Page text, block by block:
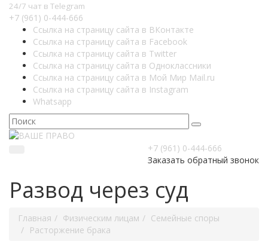
24/7 чат в Telegram
+7 (961) 0-444-666
Ссылка на страницу сайта в ВКонтакте
Ссылка на страницу сайта в Facebook
Ссылка на страницу сайта в Twitter
Ссылка на страницу сайта в Одноклассники
Ссылка на страницу сайта в Мой Мир Mail.ru
Ссылка на страницу сайта в Instagram
Whatsapp
+7 (961) 0-444-666
Заказать обратный звонок
Развод через суд
Главная Физическим лицам
Семейные споры
Расторжение брака